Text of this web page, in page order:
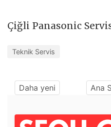
Çiğli Panasonic
Teknik Servis
Daha yeni Ana